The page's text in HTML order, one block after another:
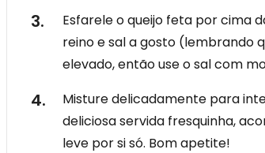
Esfarele o queijo feta por cima
reino e sal a gosto (lembrando
elevado, então use o sal com
Misture delicadamente para
deliciosa servida fresquinha,
leve por si só. Bom apetite!